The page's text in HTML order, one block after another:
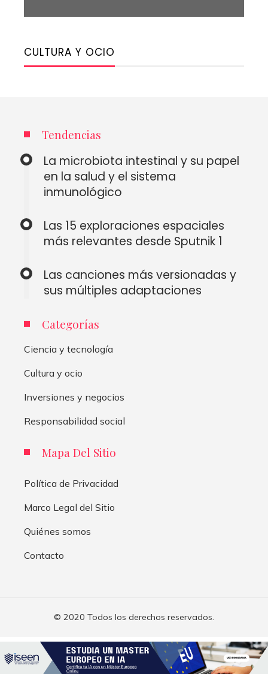
CULTURA Y OCIO
Tendencias
La microbiota intestinal y su papel
en la salud y el sistema
inmunológico
Las 15 exploraciones espaciales
más relevantes desde Sputnik 1
Las canciones más versionadas y
sus múltiples adaptaciones
Categorías
Ciencia y tecnología
Cultura y ocio
Inversiones y negocios
Responsabilidad social
Mapa Del Sitio
Política de Privacidad
Marco Legal del Sitio
Quiénes somos
Contacto
© 2020 Todos los derechos reservados.